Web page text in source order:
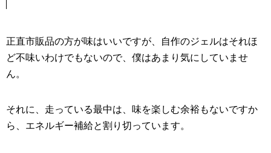
正直市販品の方が味はいいですが、自作のジェルはそれほ
ど不味いわけでもないので、僕はあまり気にしていませ
ん。
それに、走っている最中は、味を楽しむ余裕もないですか
ら、エネルギー補給と割り切っています。